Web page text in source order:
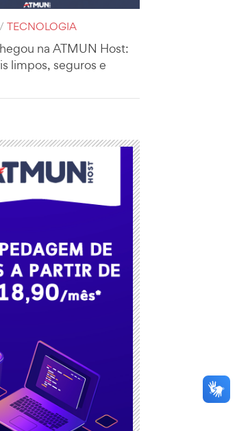
/ TECNOLOGIA
na ATMUN Host:
limpos, seguros e